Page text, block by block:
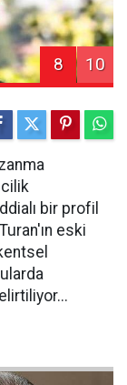
8 10
bir profil
eski